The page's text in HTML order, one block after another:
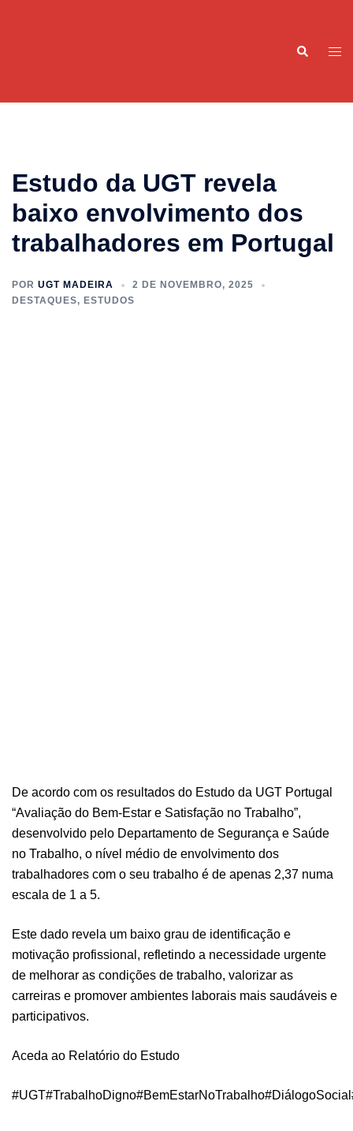
Pesquisar
Estudo da UGT revela
baixo envolvimento dos
trabalhadores em Portugal
POR UGT MADEIRA
2 DE NOVEMBRO, 2025
DESTAQUES, ESTUDOS
De acordo com os resultados do Estudo da UGT Portugal
“Avaliação do Bem-Estar e Satisfação no Trabalho”,
desenvolvido pelo Departamento de Segurança e Saúde
no Trabalho, o nível médio de envolvimento dos
trabalhadores com o seu trabalho é de apenas 2,37 numa
escala de 1 a 5.
Este dado revela um baixo grau de identificação e
motivação profissional, refletindo a necessidade urgente
de melhorar as condições de trabalho, valorizar as
carreiras e promover ambientes laborais mais saudáveis e
participativos.
Aceda ao Relatório do Estudo
#UGT#TrabalhoDigno#BemEstarNoTrabalho#DiálogoSocial